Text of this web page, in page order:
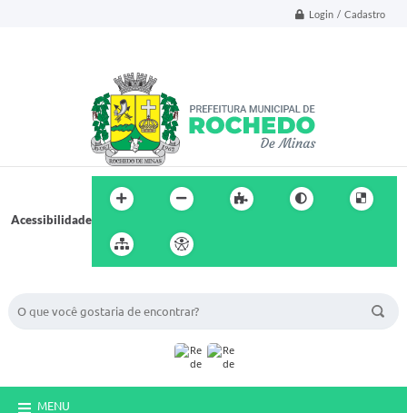
Login / Cadastro
Acessibilidade
MENU